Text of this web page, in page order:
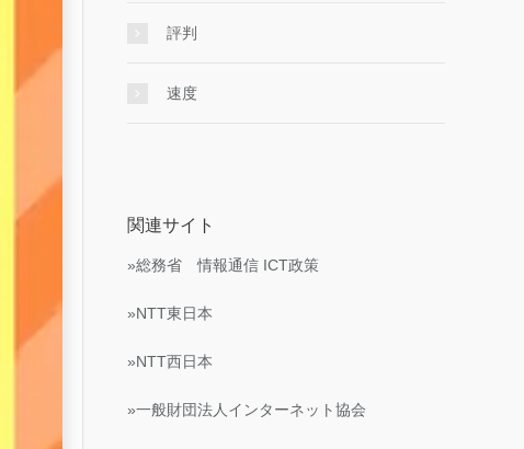
評判
速度
関連サイト
»総務省 情報通信 ICT政策
»NTT東日本
»NTT西日本
»一般財団法人インターネット協会